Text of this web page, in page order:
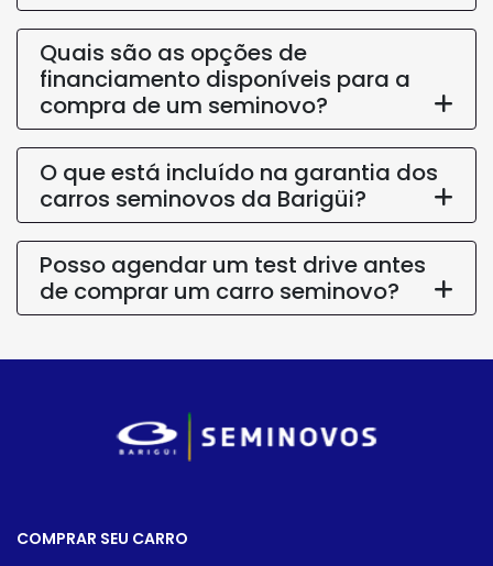
Posso agendar um test drive antes
de comprar um carro seminovo?
COMPRAR SEU CARRO